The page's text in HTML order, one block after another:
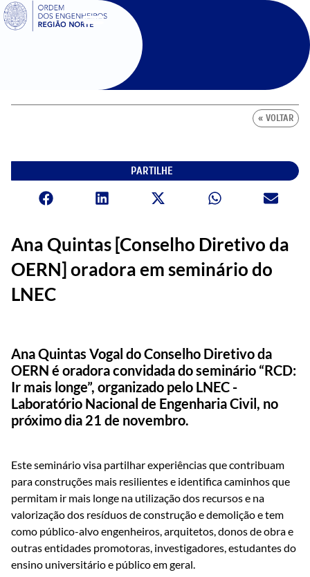
SIGOE
« VOLTAR
PARTILHE
Ana Quintas [Conselho Diretivo da
OERN] oradora em seminário do
LNEC
Ana Quintas Vogal do Conselho Diretivo da
OERN é oradora convidada do seminário “RCD:
Ir mais longe”, organizado pelo LNEC -
Laboratório Nacional de Engenharia Civil, no
próximo dia 21 de novembro.
Este seminário visa partilhar experiências que contribuam
para construções mais resilientes e identifica caminhos que
permitam ir mais longe na utilização dos recursos e na
valorização dos resíduos de construção e demolição e tem
como público-alvo engenheiros, arquitetos, donos de obra e
outras entidades promotoras, investigadores, estudantes do
ensino universitário e público em geral.